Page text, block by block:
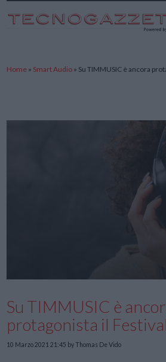
Home » Smart Audio » Su TIMMUSIC è ancora
Su TIMMUSIC è
protagonista il
10 Marzo 2021 21:45 by Thomas De Vido